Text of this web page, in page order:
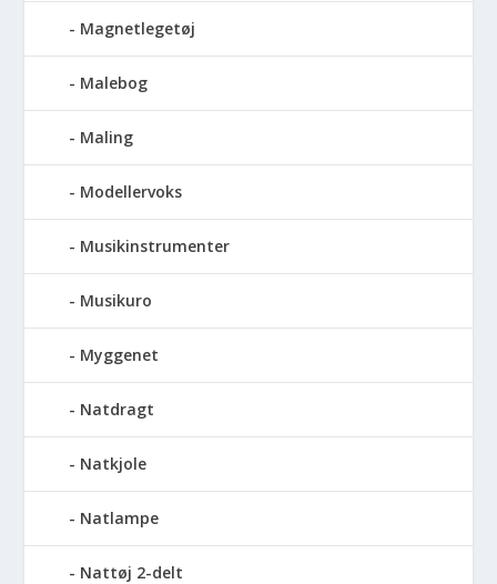
Magnetlegetøj
Malebog
Maling
Modellervoks
Musikinstrumenter
Musikuro
Myggenet
Natdragt
Natkjole
Natlampe
Nattøj 2-delt